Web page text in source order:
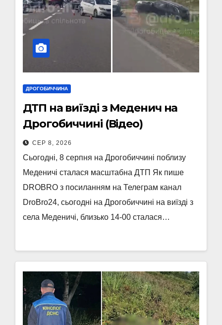
ДРОГОБИЧЧИНА
ДТП на виїзді з Меденич на
Дрогобиччині (Відео)
СЕР 8, 2026
Сьогодні, 8 серпня на Дрогобиччині поблизу
Меденичі сталася масштабна ДТП Як пише
DROBRO з посиланням на Телеграм канал
DroBro24, сьогодні на Дрогобиччині на виїзді з
села Меденичі, близько 14-00 сталася…